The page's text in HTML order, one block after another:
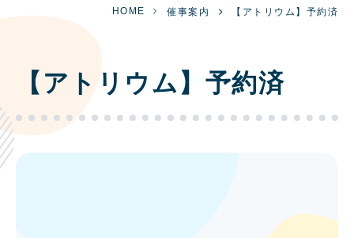
HOME 催事案内 【アトリウム】予約済
【アトリウム】予約済